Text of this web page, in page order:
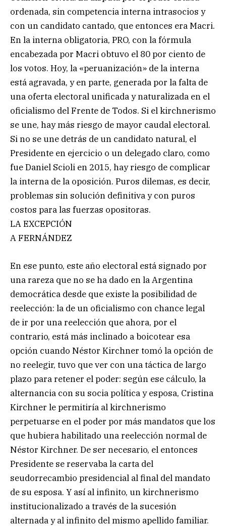
ordenada, sin competencia interna intrasocios y
con un candidato cantado, que entonces era Macri.
En la interna obligatoria, PRO, con la fórmula
encabezada por Macri obtuvo el 80 por ciento de
los votos. Hoy, la «peruanización» de la interna
está agravada, y en parte, generada por la falta de
una oferta electoral unificada y naturalizada en el
oficialismo del Frente de Todos. Si el kirchnerismo
se une, hay más riesgo de mayor caudal electoral.
Si no se une detrás de un candidato natural, el
Presidente en ejercicio o un delegado claro, como
fue Daniel Scioli en 2015, hay riesgo de complicar
la interna de la oposición. Puros dilemas, es decir,
problemas sin solución definitiva y con puros
costos para las fuerzas opositoras.
LA EXCEPCIÓN
A FERNÁNDEZ
En ese punto, este año electoral está signado por
una rareza que no se ha dado en la Argentina
democrática desde que existe la posibilidad de
reelección: la de un oficialismo con chance legal
de ir por una reelección que ahora, por el
contrario, está más inclinado a boicotear esa
opción cuando Néstor Kirchner tomó la opción de
no reelegir, tuvo que ver con una táctica de largo
plazo para retener el poder: según ese cálculo, la
alternancia con su socia política y esposa, Cristina
Kirchner le permitiría al kirchnerismo
perpetuarse en el poder por más mandatos que los
que hubiera habilitado una reelección normal de
Néstor Kirchner. De ser necesario, el entonces
Presidente se reservaba la carta del
seudorrecambio presidencial al final del mandato
de su esposa. Y así al infinito, un kirchnerismo
institucionalizado a través de la sucesión
alternada y al infinito del mismo apellido familiar.